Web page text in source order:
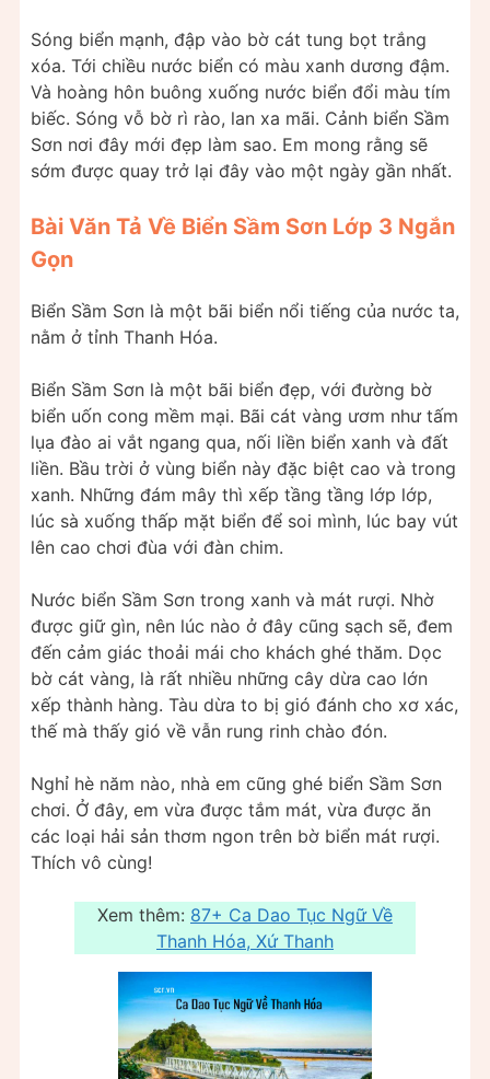
Sóng biển mạnh, đập vào bờ cát tung bọt trắng
xóa. Tới chiều nước biển có màu xanh dương đậm.
Và hoàng hôn buông xuống nước biển đổi màu tím
biếc. Sóng vỗ bờ rì rào, lan xa mãi. Cảnh biển Sầm
Sơn nơi đây mới đẹp làm sao. Em mong rằng sẽ
sớm được quay trở lại đây vào một ngày gần nhất.
Bài Văn Tả Về Biển Sầm Sơn Lớp 3 Ngắn
Gọn
Biển Sầm Sơn là một bãi biển nổi tiếng của nước ta,
nằm ở tỉnh Thanh Hóa.
Biển Sầm Sơn là một bãi biển đẹp, với đường bờ
biển uốn cong mềm mại. Bãi cát vàng ươm như tấm
lụa đào ai vắt ngang qua, nối liền biển xanh và đất
liền. Bầu trời ở vùng biển này đặc biệt cao và trong
xanh. Những đám mây thì xếp tầng tầng lớp lớp,
lúc sà xuống thấp mặt biển để soi mình, lúc bay vút
lên cao chơi đùa với đàn chim.
Nước biển Sầm Sơn trong xanh và mát rượi. Nhờ
được giữ gìn, nên lúc nào ở đây cũng sạch sẽ, đem
đến cảm giác thoải mái cho khách ghé thăm. Dọc
bờ cát vàng, là rất nhiều những cây dừa cao lớn
xếp thành hàng. Tàu dừa to bị gió đánh cho xơ xác,
thế mà thấy gió về vẫn rung rinh chào đón.
Nghỉ hè năm nào, nhà em cũng ghé biển Sầm Sơn
chơi. Ở đây, em vừa được tắm mát, vừa được ăn
các loại hải sản thơm ngon trên bờ biển mát rượi.
Thích vô cùng!
Xem thêm: 87+ Ca Dao Tục Ngữ Về
Thanh Hóa, Xứ Thanh